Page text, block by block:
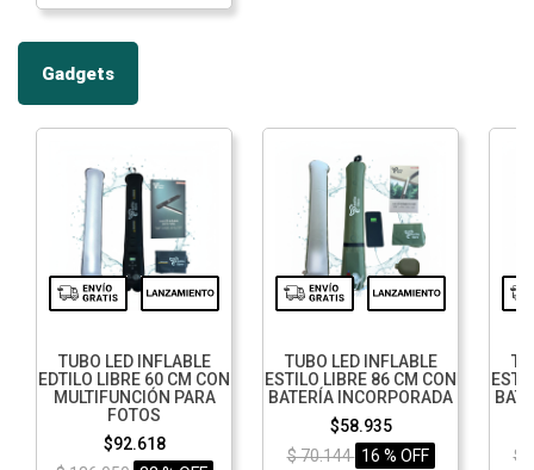
Gadgets
TUBO LED INFLABLE
EDTILO LIBRE 60 CM CON
MULTIFUNCIÓN PARA
FOTOS
$92.618
TUBO LED INFLABLE
ESTILO LIBRE 86 CM CON
BATERÍA INCORPORADA
$58.935
$ 70.144 16 % OFF $